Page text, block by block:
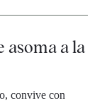
asoma a la
convive con